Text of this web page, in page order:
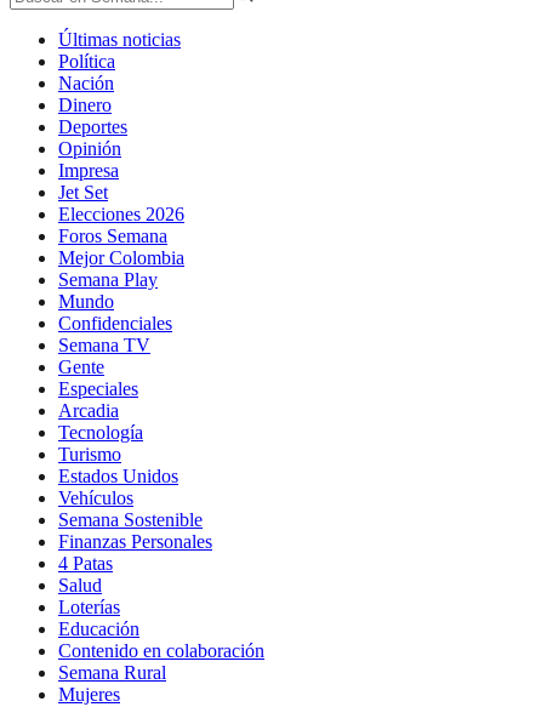
Últimas noticias
Política
Nación
Dinero
Deportes
Opinión
Impresa
Jet Set
Elecciones 2026
Foros Semana
Mejor Colombia
Semana Play
Mundo
Confidenciales
Semana TV
Gente
Especiales
Arcadia
Tecnología
Turismo
Estados Unidos
Vehículos
Semana Sostenible
Finanzas Personales
4 Patas
Salud
Loterías
Educación
Contenido en colaboración
Semana Rural
Mujeres